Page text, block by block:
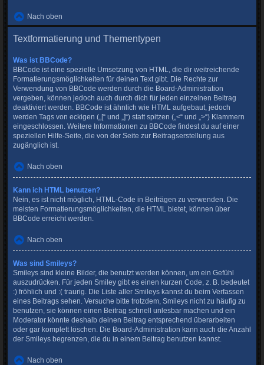
Nach oben
Textformatierung und Thementypen
Was ist BBCode?
BBCode ist eine spezielle Umsetzung von HTML, die dir weitreichende
Formatierungsmöglichkeiten für deinen Text gibt. Die Rechte zur
Verwendung von BBCode werden durch die Board-Administration
vergeben, können jedoch auch durch dich für jeden einzelnen Beitrag
deaktiviert werden. BBCode ist ähnlich wie HTML aufgebaut, jedoch
werden Tags von eckigen („[“ und „]“) statt spitzen („<“ und „>“) Klammern
eingeschlossen. Weitere Informationen zu BBCode findest du auf einer
speziellen Hilfe-Seite, die von der Seite zur Beitragserstellung aus
zugänglich ist.
Nach oben
Kann ich HTML benutzen?
Nein, es ist nicht möglich, HTML-Code in Beiträgen zu verwenden. Die
meisten Formatierungsmöglichkeiten, die HTML bietet, können über
BBCode erreicht werden.
Nach oben
Was sind Smileys?
Smileys sind kleine Bilder, die benutzt werden können, um ein Gefühl
auszudrücken. Für jeden Smiley gibt es einen kurzen Code, z. B. bedeutet
:) fröhlich und :( traurig. Die Liste aller Smileys kannst du beim Verfassen
eines Beitrags sehen. Versuche bitte trotzdem, Smileys nicht zu häufig zu
benutzen, sie können einen Beitrag schnell unlesbar machen und ein
Moderator könnte deshalb deinen Beitrag entsprechend überarbeiten
oder gar komplett löschen. Die Board-Administration kann auch die Anzahl
der Smileys begrenzen, die du in einem Beitrag benutzen kannst.
Nach oben